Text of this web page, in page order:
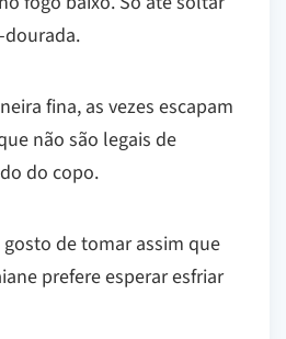
dourada.
fina, as vezes escapam
não são legais de
do copo.
gosto de tomar assim que
prefere esperar esfriar